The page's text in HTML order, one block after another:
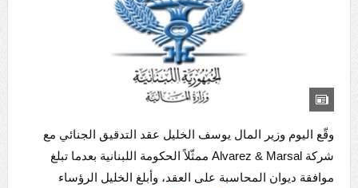
وقّع اليوم وزير المال يوسف الخليل عقد التدقيق الجنائي مع
شركة Alvarez & Marsal ممثّلاً الحكومة اللبنانية بعدما تبلغ
موافقة ديوان المحاسبة على العقد، وأبلغ الخليل الرؤساء